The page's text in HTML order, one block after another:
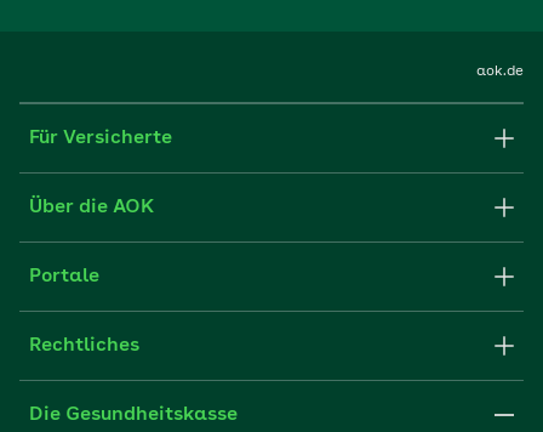
aok.de
Für Versicherte
Formulare und Anträge
FAQ
Über die AOK
Struktur & Verwaltung
Partner der AOK
Portale
Fachportal für Arbeitgeber
Rechtliches
Impressum
Die Gesundheitskasse